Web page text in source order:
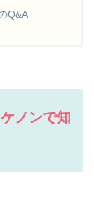
Q&A
ノンで知